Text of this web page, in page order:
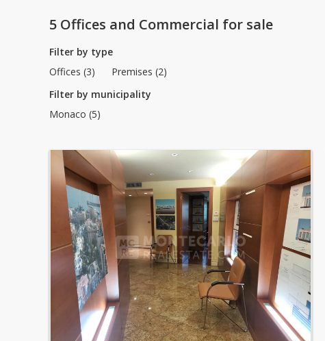
5 Offices and Commercial for sale
Filter by type
Offices (3)
Premises (2)
Filter by municipality
Monaco (5)